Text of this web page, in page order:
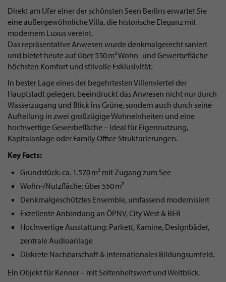
Direkt am Ufer einer der schönsten Seen Berlins erwartet Sie
eine außergewöhnliche Villa, die historische Eleganz mit
modernem Luxus vereint.
Das repräsentative Anwesen wurde denkmalgerecht saniert
und bietet heute auf über 550 m² Wohn- und Gewerbefläche
höchsten Komfort und stilvolle Exklusivität.
In bester Lage eines der begehrtesten Villenviertel der
Hauptstadt gelegen, beeindruckt das Anwesen nicht nur durch
Wasserzugang und Blick ins Grüne, sondern auch durch seine
Aufteilung in zwei großzügige Wohneinheiten und eine
hochwertige Gewerbefläche – ideal für Eigennutzung,
Kapitalanlage oder Family Office Strukturierungen.
Key Facts:
Grundstück: ca. 1.570 m² mit Zugang zum See
Wohn-/Nutzfläche: über 550 m²
Denkmalgeschütztes Ensemble, umfassend modernisiert
Exzellente Anbindung an ÖPNV, City West & BER
Hochwertige Ausstattung: Parkett, Kamine, Designbäder,
zentrale Audioanlage
Diskrete Nachbarschaft & internationales Bildungsumfeld.
Ein Objekt für Kenner – mit Seltenheitswert und Weitblick.